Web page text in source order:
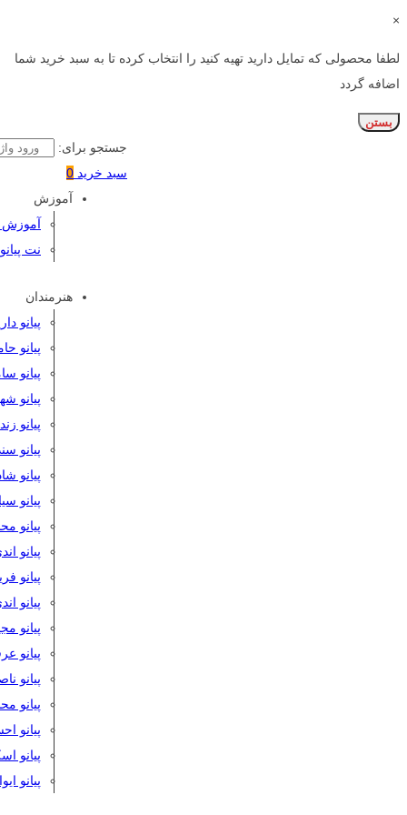
×
لطفا محصولی که تمایل دارید تهیه کنید را انتخاب کرده تا به سبد خرید شما
اضافه گردد
بستن
جستجو برای:
سبد خرید 0
آموزش
آموزش
نت پیانو
هنرمندان
پیانو
پیانو
پیانو
پیانو
پیانو
پیانو
پیانو
پیانو
پیانو
پیانو
پیانو
پیانو
پیانو
پیانو
پیانو
پیانو
پیانو
پیانو
پیانو